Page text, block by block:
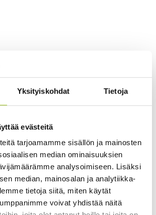
Yksityiskohdat Tietoja
evästeitä
tarjoamamme sisällön ja mainosten
median ominaisuuksien
analysoimiseen. Lisäksi
median, mainosalan ja analytiikka-
tietoja siitä, miten käytät
voivat yhdistää näitä
vocational training
of the third age